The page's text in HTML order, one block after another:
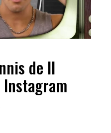
de Il
Instagram